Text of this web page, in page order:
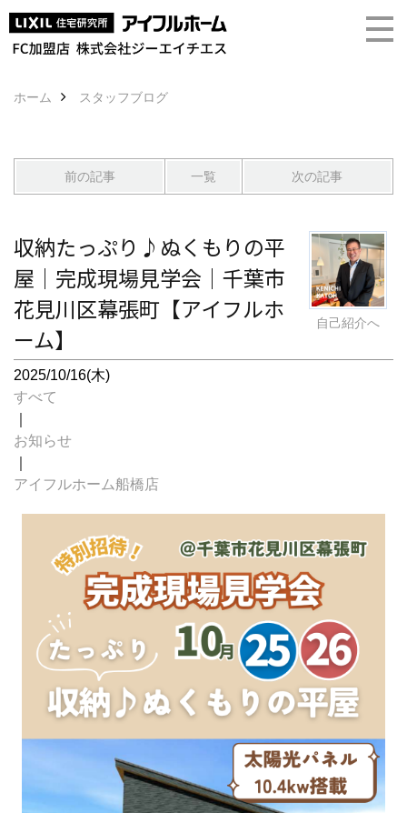
ホーム スタッフブログ
前の記事 一覧 次の記事
自己紹介へ
収納たっぷり♪ぬくもりの平
屋｜完成現場見学会｜千葉市
花見川区幕張町【アイフルホ
ーム】
2025/10/16(木)
すべて
お知らせ
アイフルホーム船橋店